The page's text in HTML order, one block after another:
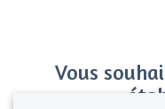
Vous